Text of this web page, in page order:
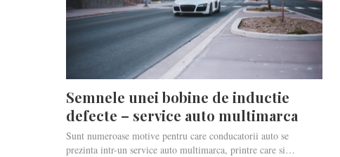
Semnele unei bobine de inductie
defecte – service auto multimarca
Sunt numeroase motive pentru care conducatorii auto se
prezinta intr-un service auto multimarca, printre care si…